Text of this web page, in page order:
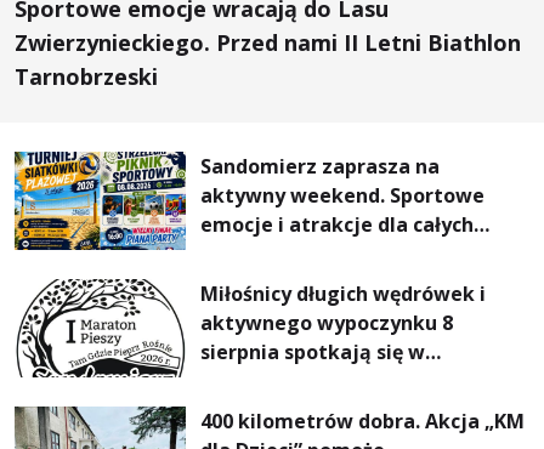
Sportowe emocje wracają do Lasu
Zwierzynieckiego. Przed nami II Letni Biathlon
Tarnobrzeski
Sandomierz zaprasza na
aktywny weekend. Sportowe
emocje i atrakcje dla całych
Miłośnicy długich wędrówek i
aktywnego wypoczynku 8
sierpnia spotkają się w
Pieszym „Tam Gdzie Pieprz
Rośnie”
400 kilometrów dobra. Akcja „KM